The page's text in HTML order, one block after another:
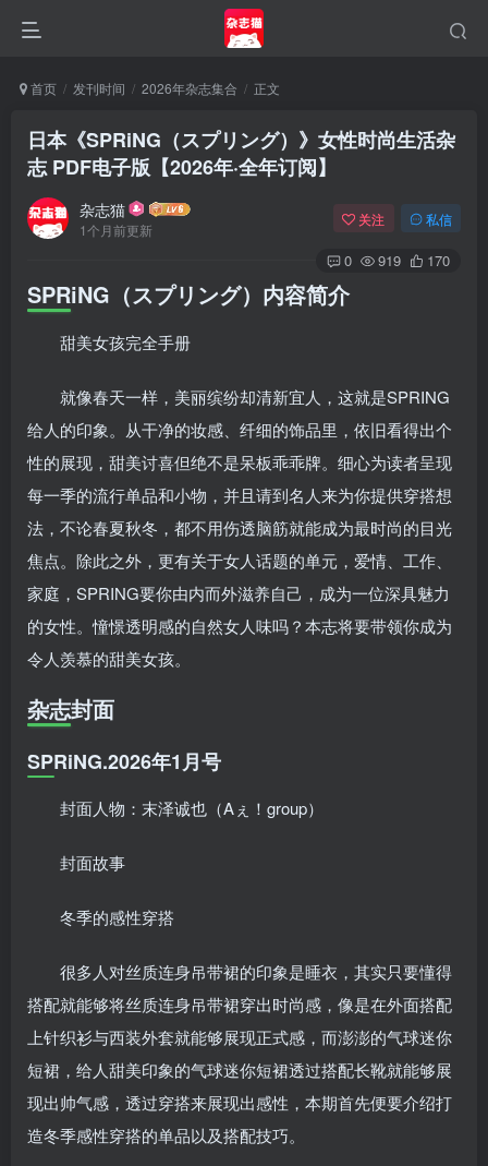
首页 发刊时间 2026年杂志集合 正文
日本《SPRiNG（スプリング）》女性时尚生活杂
志 PDF电子版【2026年·全年订阅】
杂志猫
1个月前更新
关注 私信
0 919 170
SPRiNG（スプリング）内容简介
甜美女孩完全手册
就像春天一样，美丽缤纷却清新宜人，这就是SPRING
给人的印象。从干净的妆感、纤细的饰品里，依旧看得出个
性的展现，甜美讨喜但绝不是呆板乖乖牌。细心为读者呈现
每一季的流行单品和小物，并且请到名人来为你提供穿搭想
法，不论春夏秋冬，都不用伤透脑筋就能成为最时尚的目光
焦点。除此之外，更有关于女人话题的单元，爱情、工作、
家庭，SPRING要你由内而外滋养自己，成为一位深具魅力
的女性。憧憬透明感的自然女人味吗？本志将要带领你成为
令人羡慕的甜美女孩。
杂志封面
SPRiNG.2026年1月号
封面人物：末泽诚也（Aぇ！group）
封面故事
冬季的感性穿搭
很多人对丝质连身吊带裙的印象是睡衣，其实只要懂得
搭配就能够将丝质连身吊带裙穿出时尚感，像是在外面搭配
上针织衫与西装外套就能够展现正式感，而澎澎的气球迷你
短裙，给人甜美印象的气球迷你短裙透过搭配长靴就能够展
现出帅气感，透过穿搭来展现出感性，本期首先便要介绍打
造冬季感性穿搭的单品以及搭配技巧。
登录
没有账号？立即注册
手机号或邮箱
记住登录 账号密码登录
登录
社交账号登录